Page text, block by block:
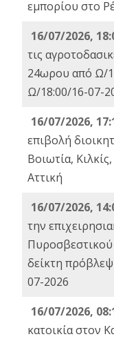
εμπορίου στο
16/07/2026,
τις
24ωρου από Ω/
Ω/18:00/16-07-
16/07/2026,
επιβολή
Βοιωτία,
Αττική
16/07/2026,
την
δείκτη
07-2026
16/07/2026,
κατοικία στον